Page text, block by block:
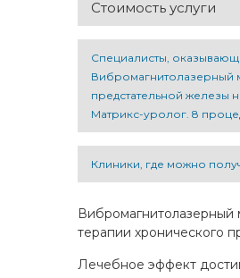
Стоимость услуги
Специалисты,
Вибромагнитолазерный
предстательной железы
Матрикс-уролог. 8
Клиники, где можно
Вибромагнитолазерный
терапии хронического
Лечебное эффект